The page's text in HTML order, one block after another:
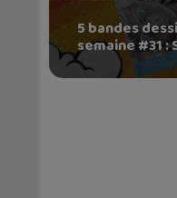
5 bandes
semaine #31 :